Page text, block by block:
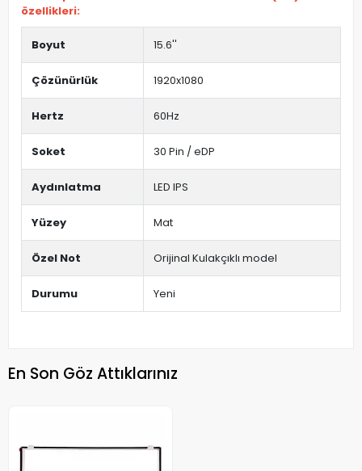
özellikleri:
Boyut 15.6''
Çözünürlük 1920x1080
Hertz 60Hz
Soket 30 Pin / eDP
Aydınlatma LED IPS
Yüzey Mat
Özel Not Orijinal Kulakçıklı model
Durumu Yeni
En Son Göz Attıklarınız